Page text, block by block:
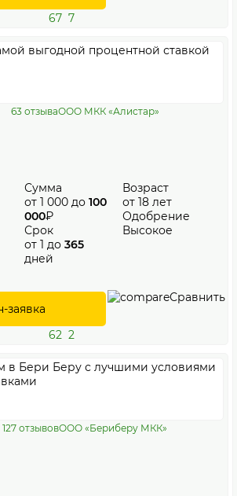
67 7
63 отзываООО МКК «Алистар»
Сумма
от 1 000 до 100
000₽
Срок
от 1 до 365
дней
Возраст
от 18 лет
Одобрение
Высокое
заявка
Сравнить
62 2
127 отзывовООО «Бериберу МКК»